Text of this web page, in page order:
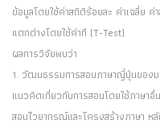
ข้อมูลโดยใช้ค่าสถิติร้อยละ ค่าเฉลี่ย ค่
แตกต่างโดยใช้ค่าที (T-Test)
ผลการวิจัยพบว่า
1. วัฒนธรรมการสอนภาษาญี่ปุ่นของม
แนวคิดเกี่ยวกับการสอนโดยใช้ภาษาอื่
สอนไวยากรณ์และโครงสร้างภาษา ห